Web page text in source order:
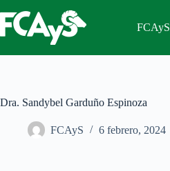
al
contenido
FCAyS
Dra. Sandybel Garduño Espinoza
FCAyS 6 febrero, 2024